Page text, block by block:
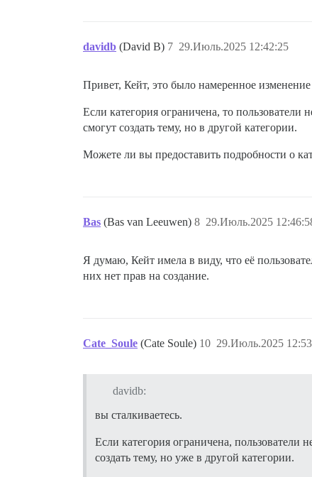
davidb (David B) 29.Июль.2025 12:42:25
7
Привет, Кейт, это было намеренное
Если категория ограничена, то
смогут создать тему, но в другой категории.
Можете ли вы предоставить подробности о
Bas (Bas van Leeuwen) 29.Июль.2025
8
Я думаю, Кейт имела в виду, что её
них нет прав на создание.
Cate_Soule (Cate Soule) 29.Июль.2025
10
davidb:
вы сталкиваетесь.
Если категория ограничена,
создать тему, но уже в другой категории.